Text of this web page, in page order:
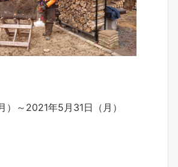
）～2021年5月31日（月）